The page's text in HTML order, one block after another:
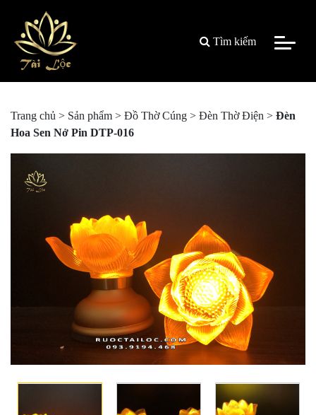
Tìm kiếm
Trang chủ > Sản phẩm > Đồ Thờ Cúng > Đèn Thờ Điện > Đèn
Hoa Sen Nở Pin DTP-016